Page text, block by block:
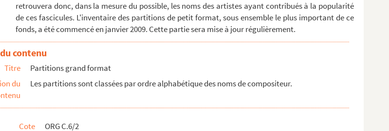
retrouvera donc, dans la mesure du possible, les noms des artistes ayant contribués à la popularité
de ces fascicules. L'inventaire des partitions de petit format, sous ensemble le plus important de ce
fonds, a été commencé en janvier 2009. Cette partie sera mise à jour régulièrement.
contenu
Titre
Partitions grand format
du
Les partitions sont classées par ordre alphabétique des noms de compositeur.
Cote ORG C.6/2